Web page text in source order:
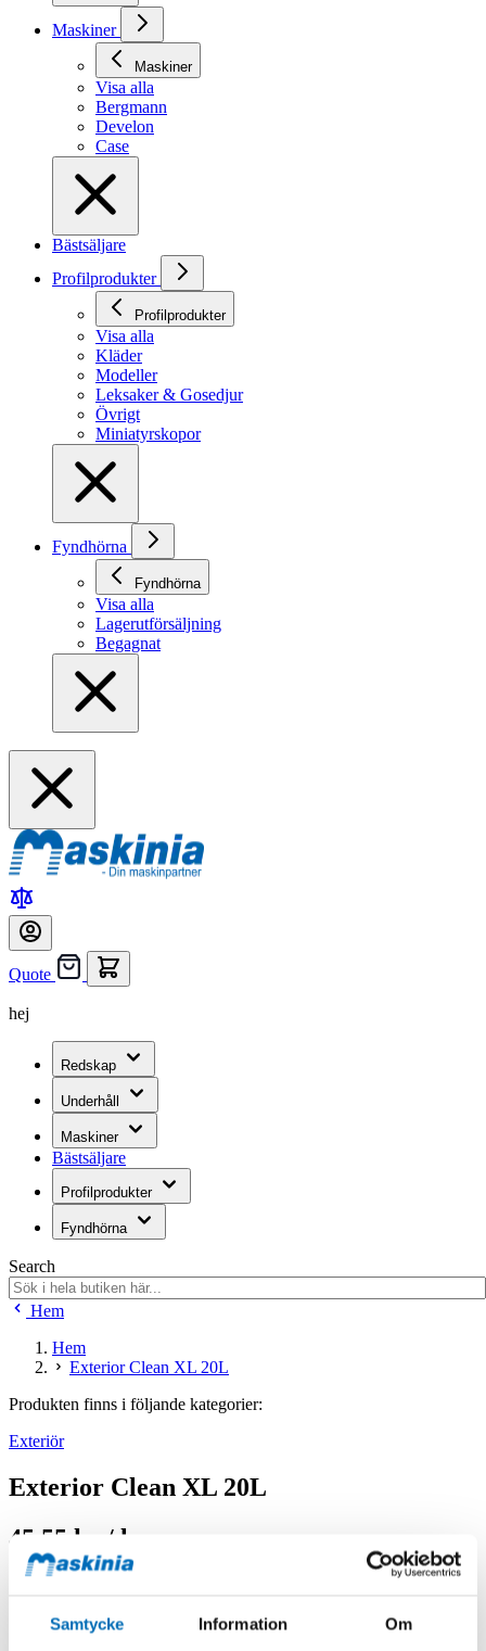
Samtycke Information Om
Maskiner
Maskiner
Visa alla
Bergmann
Develon
Case
Bästsäljare
Profilprodukter
Profilprodukter
Visa alla
Kläder
Modeller
Leksaker & Gosedjur
Övrigt
Miniatyrskopor
Fyndhörna
Fyndhörna
Visa alla
Lagerutförsäljning
Begagnat
Quote
hej
Redskap
Underhåll
Maskiner
Bästsäljare
Profilprodukter
Fyndhörna
Search
Hem
Hem
Exterior Clean XL 20L
Produkten finns i följande kategorier:
Exteriör
Exterior Clean XL 20L
45,55 kr / l